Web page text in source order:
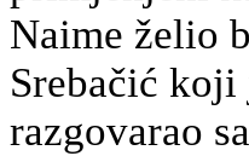
Naime želio
Srebačić
razgovarao